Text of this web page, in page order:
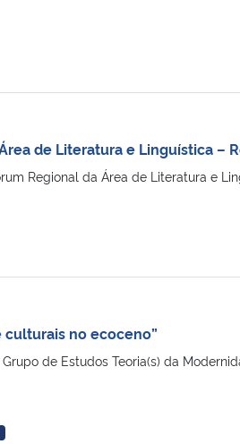
de Literatura e Linguística –
Regional da Área de Literatura e
no ecoceno”
de Estudos Teoria(s) da